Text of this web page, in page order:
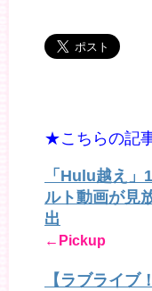
★こちらの記
「Hulu越え
ルト動画が見
出
←Pickup
【ラブライブ